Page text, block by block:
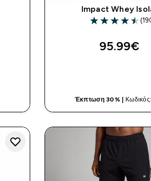
Impact Whey
4.47 out of 5
95.99€‎
Έκπτωση 30% |